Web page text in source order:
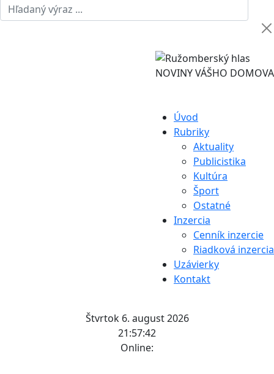
NOVINY VÁŠHO DOMOVA
Úvod
Rubriky
Aktuality
Publicistika
Kultúra
Šport
Ostatné
Inzercia
Cenník inzercie
Riadková inzercia
Uzávierky
Kontakt
Štvrtok 6. august 2026
21:57:43
Online: